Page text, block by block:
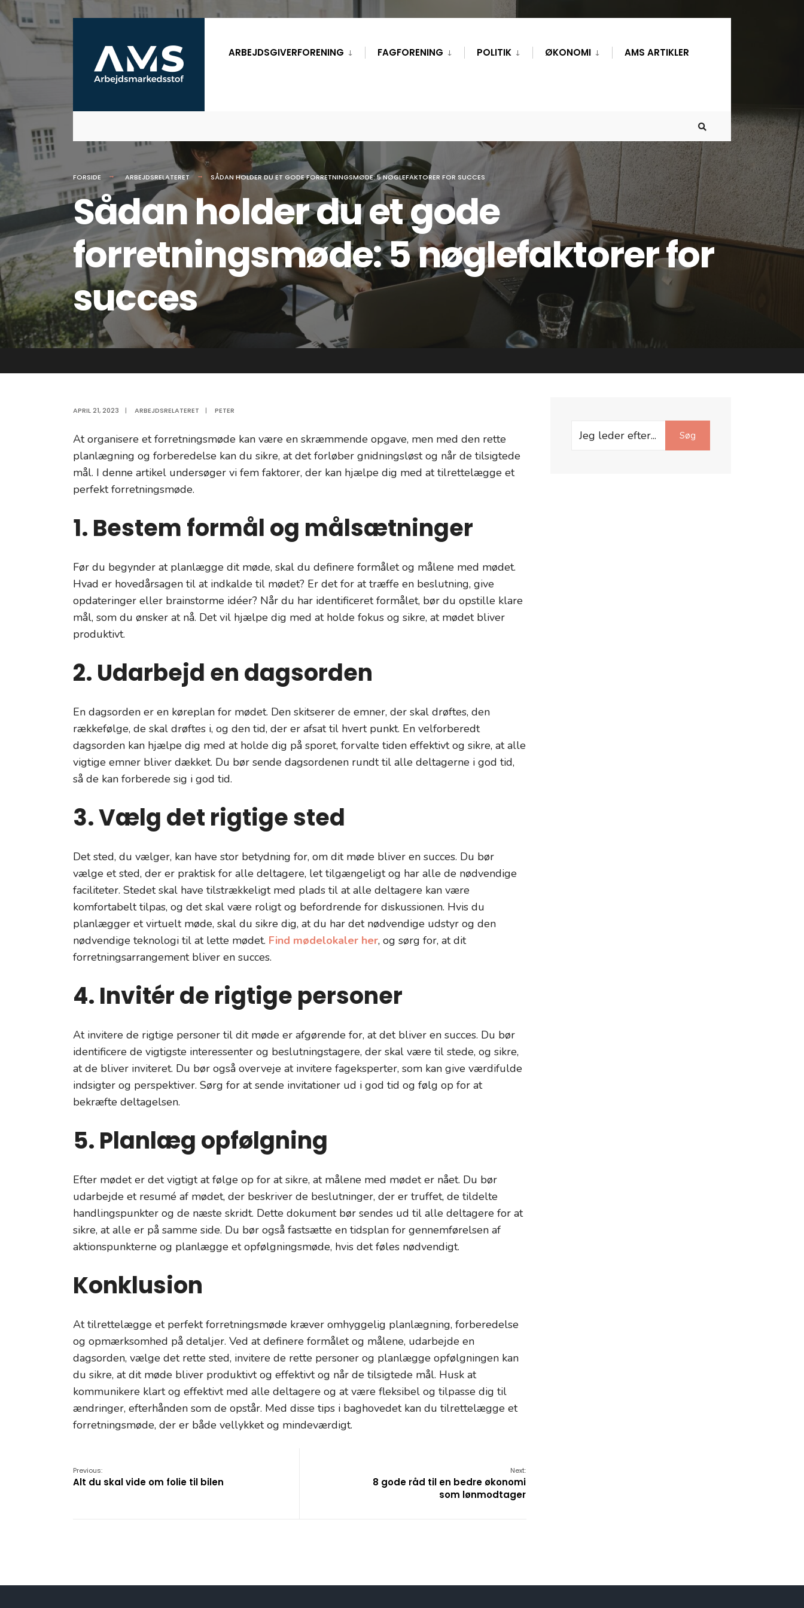
content
ARBEJDSGIVERFORENING FAGFORENING POLITIK ØKONOMI AMS ARTIKLER
FORSIDE ARBEJDSRELATERET SÅDAN HOLDER DU ET GODE FORRETNINGSMØDE: 5 NØGLEFAKTORER FOR SUCCES
Sådan holder du et gode
forretningsmøde: 5 nøglefaktorer for
succes
APRIL 21, 2023 | ARBEJDSRELATERET | PETER
At organisere et forretningsmøde kan være en skræmmende opgave, men med den rette
planlægning og forberedelse kan du sikre, at det forløber gnidningsløst og når de tilsigtede
mål. I denne artikel undersøger vi fem faktorer, der kan hjælpe dig med at tilrettelægge et
perfekt forretningsmøde.
1. Bestem formål og målsætninger
Før du begynder at planlægge dit møde, skal du definere formålet og målene med mødet.
Hvad er hovedårsagen til at indkalde til mødet? Er det for at træffe en beslutning, give
opdateringer eller brainstorme idéer? Når du har identificeret formålet, bør du opstille klare
mål, som du ønsker at nå. Det vil hjælpe dig med at holde fokus og sikre, at mødet bliver
produktivt.
2. Udarbejd en dagsorden
En dagsorden er en køreplan for mødet. Den skitserer de emner, der skal drøftes, den
rækkefølge, de skal drøftes i, og den tid, der er afsat til hvert punkt. En velforberedt
dagsorden kan hjælpe dig med at holde dig på sporet, forvalte tiden effektivt og sikre, at alle
vigtige emner bliver dækket. Du bør sende dagsordenen rundt til alle deltagerne i god tid,
så de kan forberede sig i god tid.
3. Vælg det rigtige sted
Det sted, du vælger, kan have stor betydning for, om dit møde bliver en succes. Du bør
vælge et sted, der er praktisk for alle deltagere, let tilgængeligt og har alle de nødvendige
faciliteter. Stedet skal have tilstrækkeligt med plads til at alle deltagere kan være
komfortabelt tilpas, og det skal være roligt og befordrende for diskussionen. Hvis du
planlægger et virtuelt møde, skal du sikre dig, at du har det nødvendige udstyr og den
nødvendige teknologi til at lette mødet. Find mødelokaler her, og sørg for, at dit
forretningsarrangement bliver en succes.
4. Invitér de rigtige personer
At invitere de rigtige personer til dit møde er afgørende for, at det bliver en succes. Du bør
identificere de vigtigste interessenter og beslutningstagere, der skal være til stede, og sikre,
at de bliver inviteret. Du bør også overveje at invitere fageksperter, som kan give værdifulde
indsigter og perspektiver. Sørg for at sende invitationer ud i god tid og følg op for at
bekræfte deltagelsen.
5. Planlæg opfølgning
Efter mødet er det vigtigt at følge op for at sikre, at målene med mødet er nået. Du bør
udarbejde et resumé af mødet, der beskriver de beslutninger, der er truffet, de tildelte
handlingspunkter og de næste skridt. Dette dokument bør sendes ud til alle deltagere for at
sikre, at alle er på samme side. Du bør også fastsætte en tidsplan for gennemførelsen af
aktionspunkterne og planlægge et opfølgningsmøde, hvis det føles nødvendigt.
Konklusion
At tilrettelægge et perfekt forretningsmøde kræver omhyggelig planlægning, forberedelse
og opmærksomhed på detaljer. Ved at definere formålet og målene, udarbejde en
dagsorden, vælge det rette sted, invitere de rette personer og planlægge opfølgningen kan
du sikre, at dit møde bliver produktivt og effektivt og når de tilsigtede mål. Husk at
kommunikere klart og effektivt med alle deltagere og at være fleksibel og tilpasse dig til
ændringer, efterhånden som de opstår. Med disse tips i baghovedet kan du tilrettelægge et
forretningsmøde, der er både vellykket og mindeværdigt.
Previous:
Alt du skal vide om folie til bilen
Next:
8 gode råd til en bedre økonomi
som lønmodtager
Search
Søg